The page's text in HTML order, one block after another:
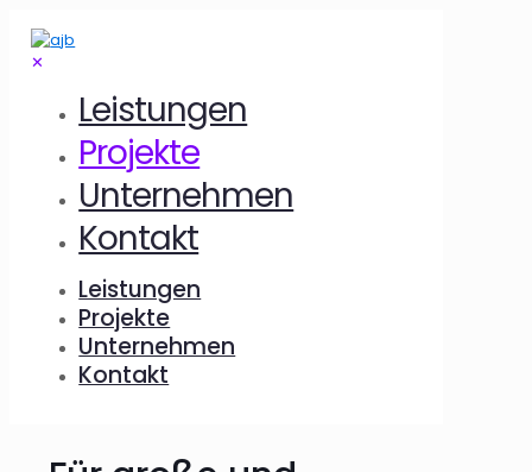
✕
Leistungen
Projekte
Unternehmen
Kontakt
Leistungen
Projekte
Unternehmen
Kontakt